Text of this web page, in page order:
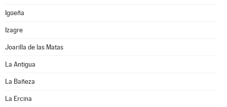
Igüeña
Izagre
Joarilla de las Matas
La Antigua
La Bañeza
La Ercina